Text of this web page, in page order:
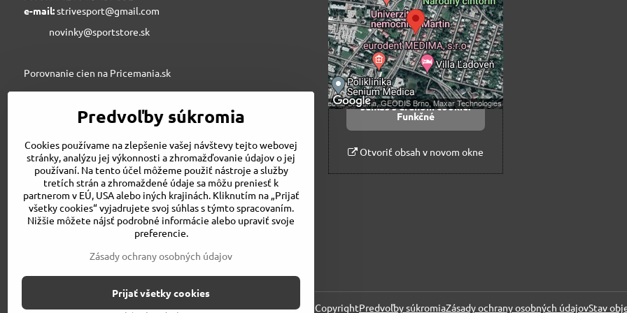
e-mail:strivesport@gmail.com
novinky@sportstore.sk
Porovnanie cien na Pricemania.sk
Sportstore.sk
STRIVE SPORT s.r.o., Jesenského 6, 03601 Martin
043/3240500
strivesport@gmail.com
Porovnanie cien na Pricemania.sk
súkromia
Prajete si načítať externý obsah?
Povoliť tentokrát
Povoliť a zapamätať -
súhlas s druhom cookie:
Funkčné
Otvoriť obsah v novom okne
©2026 CopyrightPredvoľby súkromiaZásady ochrany osobných údajovStav
Predvoľby súkromia
Cookies používame na zlepšenie vašej návštevy tejto webovej
stránky, analýzu jej výkonnosti a zhromažďovanie údajov o jej
používaní. Na tento účel môžeme použiť nástroje a služby
tretích strán a zhromaždené údaje sa môžu preniesť k
partnerom v EÚ, USA alebo iných krajinách. Kliknutím na „Prijať
všetky cookies“ vyjadrujete svoj súhlas s týmto spracovaním.
Nižšie môžete nájsť podrobné informácie alebo upraviť svoje
preferencie.
Zásady ochrany osobných údajov
Prijať všetky cookies